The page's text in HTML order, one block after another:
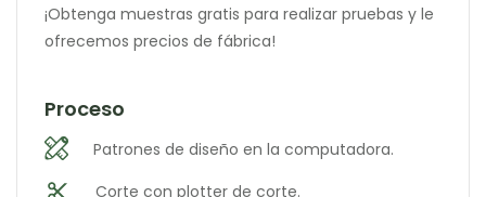
¡Obtenga muestras gratis para realizar pruebas y le
ofrecemos precios de fábrica!
Proceso
Patrones de diseño en la computadora.
Corte con plotter de corte.